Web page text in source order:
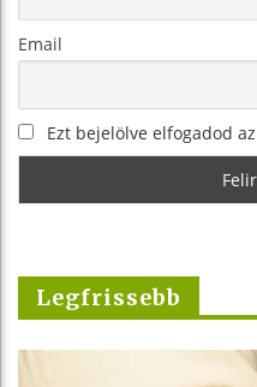
Email
Ezt bejelölve elfogadod
Legfrissebb